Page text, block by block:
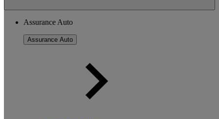
Assurance Auto
Assurance Auto